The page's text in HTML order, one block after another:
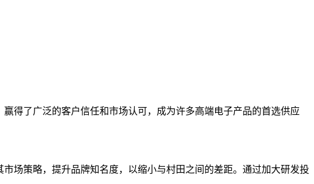
得了广泛的客户信任和市场认可，成为许多高端电子产品的首选供应
场策略，提升品牌知名度，以缩小与村田之间的差距。通过加大研发投